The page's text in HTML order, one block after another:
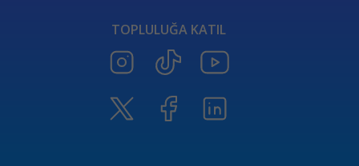
Aşıklar Tarot Kartı
Güneş Tarot Sağlık Anlamı
Merkür Oğlak burcunda
Ay Tarot Sağlık Anlamı
Değnek Üçlüsü Anlamı
Denge kartı anlamı
TOPLULUĞA KATIL